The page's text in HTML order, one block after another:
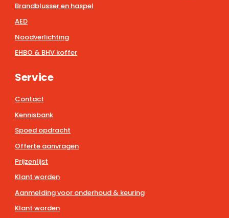
Brandblusser en haspel
AED
Noodverlichting
EHBO & BHV koffer
Service
Contact
Kennisbank
Spoed opdracht
Offerte aanvragen
Prijzenlijst
Klant worden
Aanmelding voor onderhoud & keuring
Klant worden